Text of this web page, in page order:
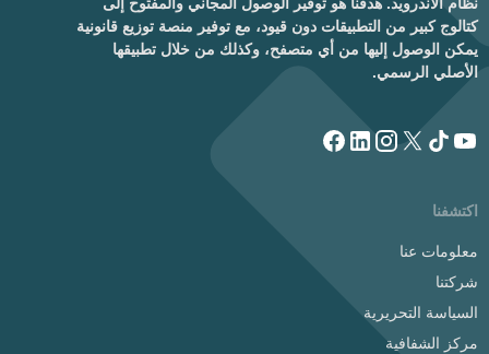
كتالوج كبير من التطبيقات دون قيود، مع توفير منصة توزيع قانونية
يمكن الوصول إليها من أي متصفح، وكذلك من خلال تطبيقها
الأصلي الرسمي.
اكتشفنا
معلومات عنا
شركتنا
السياسة التحريرية
مركز الشفافية